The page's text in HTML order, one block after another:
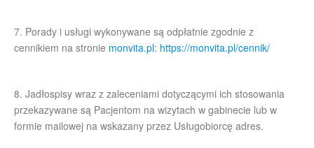
7. Porady i usługi wykonywane są odpłatnie zgodnie z
cennikiem na stronie monvita.pl: https://monvita.pl/cennik/
8. Jadłospisy wraz z zaleceniami dotyczącymi ich stosowania
przekazywane są Pacjentom na wizytach w gabinecie lub w
formie mailowej na wskazany przez Usługobiorcę adres.